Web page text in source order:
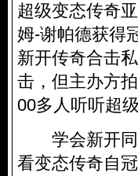
超级变态传奇
姆-谢帕德获得
新开传奇合击
击，但主办方
00多人听听超
学会新开同
看变态传奇自